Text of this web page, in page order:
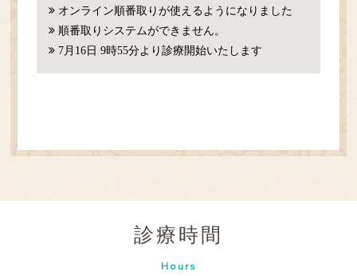
オンライン順番取りが使えるようになりました
順番取りシステムができません。
7月16日 9時55分より診療開始いたします
診療時間
Hours